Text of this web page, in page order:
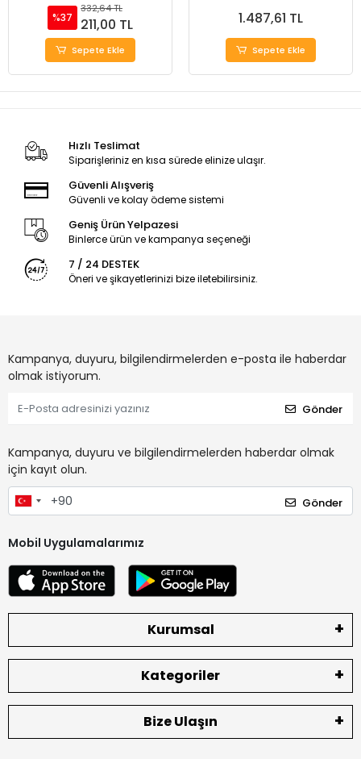
%37
332,64 TL
211,00 TL
Sepete Ekle
1.487,61 TL
Sepete Ekle
Hızlı Teslimat
Siparişleriniz en kısa sürede elinize ulaşır.
Güvenli Alışveriş
Güvenli ve kolay ödeme sistemi
Geniş Ürün Yelpazesi
Binlerce ürün ve kampanya seçeneği
7 / 24 DESTEK
Öneri ve şikayetlerinizi bize iletebilirsiniz.
Kampanya, duyuru, bilgilendirmelerden e-posta ile haberdar
olmak istiyorum.
Gönder
Kampanya, duyuru ve bilgilendirmelerden haberdar olmak
için kayıt olun.
Gönder
Mobil Uygulamalarımız
Kurumsal
Kategoriler
Bize Ulaşın